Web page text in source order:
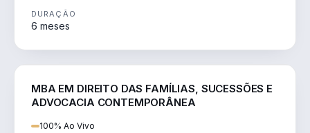
DURAÇÃO
6 meses
MBA EM DIREITO DAS FAMÍLIAS, SUCESSÕES E
ADVOCACIA CONTEMPORÂNEA
100% Ao Vivo